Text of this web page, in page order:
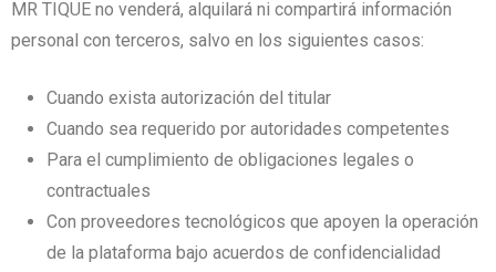
MR TIQUE no venderá, alquilará ni compartirá información
personal con terceros, salvo en los siguientes casos:
Cuando exista autorización del titular
Cuando sea requerido por autoridades competentes
Para el cumplimiento de obligaciones legales o
contractuales
Con proveedores tecnológicos que apoyen la operación
de la plataforma bajo acuerdos de confidencialidad